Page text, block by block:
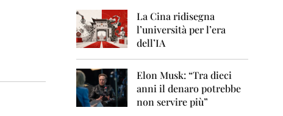
La Cina ridisegna
l’università per l’era
dell’IA
Elon Musk: “Tra dieci
anni il denaro potrebbe
non servire più”